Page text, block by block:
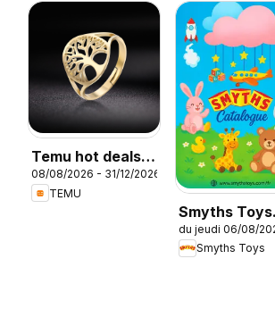
Temu hot deals –
France
08/08/2026 - 31/12/2026
TEMU
Smyths Toys
catalogue
du jeudi 06/08/
Smyths Toys